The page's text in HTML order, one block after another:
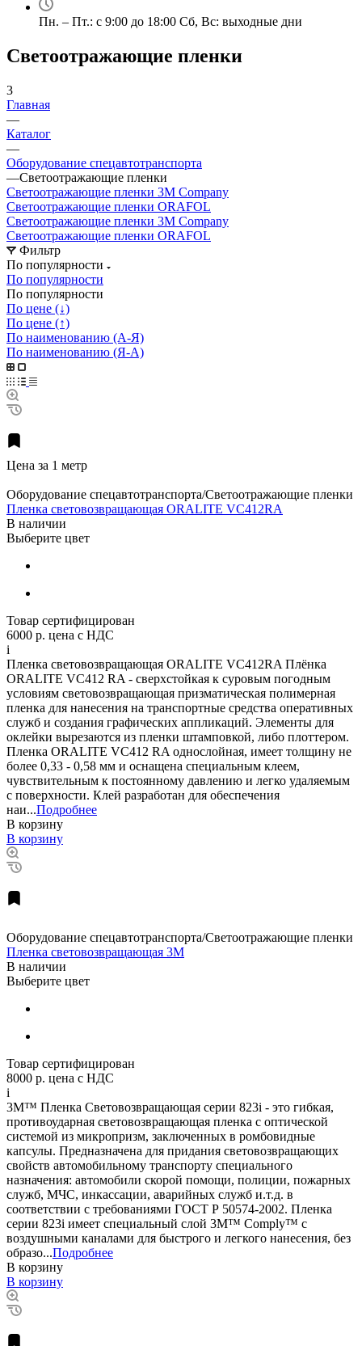
Пн. – Пт.: с 9:00 до 18:00 Cб, Вс: выходные дни
Светоотражающие пленки
3
Главная
—
Каталог
—
Оборудование спецавтотранспорта
—Светоотражающие пленки
Светоотражающие пленки 3M Company
Светоотражающие пленки ORAFOL
Светоотражающие пленки 3M Company
Светоотражающие пленки ORAFOL
Фильтр
По популярности
По популярности
По популярности
По цене (↓)
По цене (↑)
По наименованию (А-Я)
По наименованию (Я-А)
Цена за 1 метр
Оборудование спецавтотранспорта/Светоотражающие пленки
Пленка световозвращающая ORALITE VC412RA
В наличии
Выберите цвет
Товар сертифицирован
6000 р. цена с НДС
i
Пленка световозвращающая ORALITE VC412RA Плёнка
ORALITE VC412 RA - сверхстойкая к суровым погодным
условиям световозвращающая призматическая полимерная
пленка для нанесения на транспортные средства оперативных
служб и создания графических аппликаций. Элементы для
оклейки вырезаются из пленки штамповкой, либо плоттером.
Пленка ORALITE VC412 RA однослойная, имеет толщину не
более 0,33 - 0,58 мм и оснащена специальным клеем,
чувствительным к постоянному давлению и легко удаляемым
с поверхности. Клей разработан для обеспечения
наи...Подробнее
В корзину
В корзину
Оборудование спецавтотранспорта/Светоотражающие пленки
Пленка световозвращающая 3M
В наличии
Выберите цвет
Товар сертифицирован
8000 р. цена с НДС
i
3M™ Пленка Световозвращающая серии 823i - это гибкая,
противоударная световозвращающая пленка с оптической
системой из микропризм, заключенных в ромбовидные
капсулы. Предназначена для придания световозвращающих
свойств автомобильному транспорту специального
назначения: автомобили скорой помощи, полиции, пожарных
служб, МЧС, инкассации, аварийных служб и.т.д. в
соответствии с требованиями ГОСТ Р 50574-2002. Пленка
серии 823i имеет специальный слой 3M™ Comply™ с
воздушными каналами для быстрого и легкого нанесения, без
образо...Подробнее
В корзину
В корзину